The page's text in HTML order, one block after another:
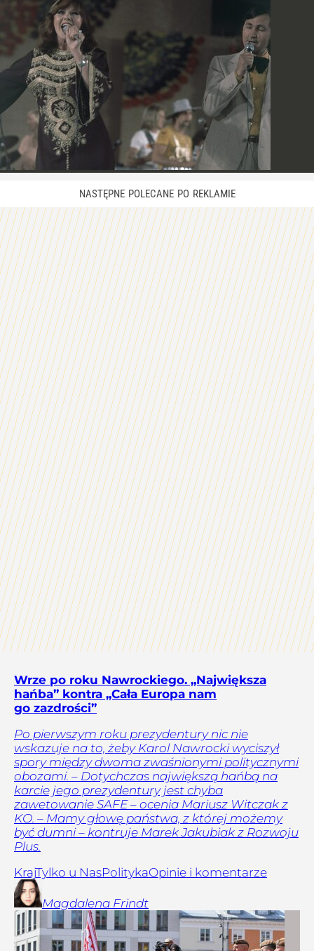
Wrze po roku Nawrockiego. „Największa
hańba” kontra „Cała Europa nam
go zazdrości”
Po pierwszym roku prezydentury nic nie
wskazuje na to, żeby Karol Nawrocki wyciszył
spory między dwoma zwaśnionymi politycznymi
obozami. – Dotychczas największą hańbą na
karcie jego prezydentury jest chyba
zawetowanie SAFE – ocenia Mariusz Witczak z
KO. – Mamy głowę państwa, z której możemy
być dumni – kontruje Marek Jakubiak z Rozwoju
Plus.
KrajTylko u NasPolitykaOpinie i komentarze
Magdalena Frindt